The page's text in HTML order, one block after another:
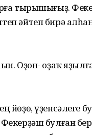
тырышығыҙ.
әйтеп бирә
Оҙон- оҙаҡ
йөҙө,
булған